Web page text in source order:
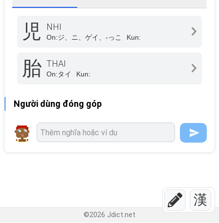
漢
児 NHI
On:ジ、ニ、ゲイ、-っこ Kun:
胎 THAI
On:タイ Kun:
Người dùng đóng góp
©2026 Jdict.net